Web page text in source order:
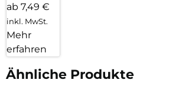
ab 7,49 €
inkl. MwSt.
Mehr
erfahren
Ähnliche Produkte